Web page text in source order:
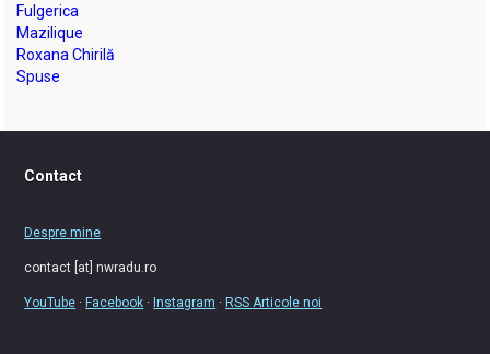
Fulgerica
Mazilique
Roxana Chirilă
Spuse
Contact
Despre mine
contact [at] nwradu.ro
YouTube ·Facebook ·Instagram ·RSS Articole noi